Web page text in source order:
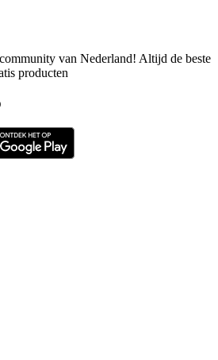
van Nederland! Altijd de beste
producten